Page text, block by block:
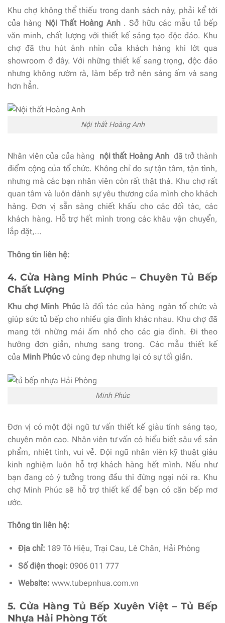
Khu chợ không thể thiếu trong danh sách này, phải kể tới
của hàng Nội Thất Hoàng Anh . Sở hữu các mẫu tủ bếp
văn minh, chất lượng với thiết kế sáng tạo độc đáo. Khu
chợ đã thu hút ánh nhìn của khách hàng khi lớt qua
showroom ở đây. Với những thiết kế sang trọng, độc đáo
nhưng không rườm rà, làm bếp trở nên sáng ấm và sang
hơn hẳn.
Nội thất Hoàng Anh
Nhân viên của của hàng nội thất Hoàng Anh đã trở thành
điểm cộng của tổ chức. Không chỉ do sự tận tâm, tận tình,
nhưng mà các bạn nhân viên còn rất thật thà. Khu chợ rất
quan tâm và luôn dành sự yêu thương của mình cho khách
hàng. Đơn vị sẵn sàng chiết khấu cho các đối tác, các
khách hàng. Hỗ trợ hết mình trong các khâu vận chuyển,
lắp đặt,…
Thông tin liên hệ:
4. Cửa Hàng Minh Phúc – Chuyên Tủ Bếp
Chất Lượng
Khu chợ Minh Phúc là đối tác của hàng ngàn tổ chức và
giúp sức tủ bếp cho nhiều gia đình khác nhau. Khu chợ đã
mang tới những mái ấm nhỏ cho các gia đình. Đi theo
hướng đơn giản, nhưng sang trong. Các mẫu thiết kế
của Minh Phúcvô cùng đẹp nhưng lại có sự tối giản.
Minh Phúc
Đơn vị có một đội ngũ tư vấn thiết kế giàu tính sáng tạo,
chuyên môn cao. Nhân viên tư vấn có hiểu biết sâu về sản
phẩm, nhiệt tình, vui vẻ. Đội ngũ nhân viên kỹ thuật giàu
kinh nghiệm luôn hỗ trợ khách hàng hết mình. Nếu như
bạn đang có ý tưởng trong đầu thì đừng ngại nói ra. Khu
chợ Minh Phúc sẽ hỗ trợ thiết kế để bạn có căn bếp mơ
ước.
Thông tin liên hệ:
Địa chỉ: 189 Tô Hiệu, Trại Cau, Lê Chân, Hải Phòng
Số điện thoại: 0906 011 777
Website: www.tubepnhua.com.vn
5. Cửa Hàng Tủ Bếp Xuyên Việt – Tủ Bếp
Nhựa Hải Phòng Tốt